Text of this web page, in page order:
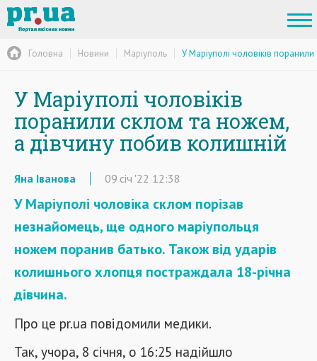
Головна Новини Маріуполь У Маріуполі чоловіків
У Маріуполі чоловіків
поранили склом та ножем,
а дівчину побив колишній
Яна Іванова 09 січ '22 12:38
У Маріуполі чоловіка склом порізав
незнайомець, ще одного маріупольця
ножем поранив батько. Також від ударів
колишнього хлопця постраждала 18-річна
дівчина.
Про це pr.ua повідомили медики.
Так, учора, 8 січня, о 16:25 надійшло